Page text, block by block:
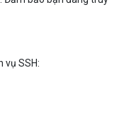
có thể kết nối
chắc chắn rằng bạn đã